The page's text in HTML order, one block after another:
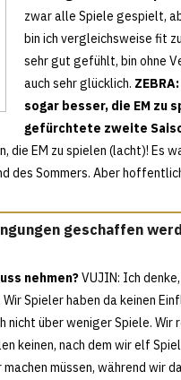
zwar alle Spiele gespielt,
bin ich vergleichsweise fit
sehr gut gefühlt, bin ohne
auch sehr glücklich.
sogar besser, die EM zu
gefürchtete zweite
die EM zu spielen (lacht)! Es
des Sommers. Aber
geschaffen
nehmen?VUJIN: Ich
Spieler haben da keinen
nicht über weniger Spiele. Wir
keinen, nach dem wir elf
machen müssen, während wir